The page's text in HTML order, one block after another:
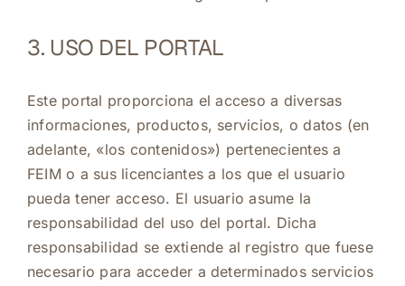
3. USO DEL PORTAL
Este portal proporciona el acceso a diversas
informaciones, productos, servicios, o datos (en
adelante, «los contenidos») pertenecientes a
FEIM o a sus licenciantes a los que el usuario
pueda tener acceso. El usuario asume la
responsabilidad del uso del portal. Dicha
responsabilidad se extiende al registro que fuese
necesario para acceder a determinados servicios